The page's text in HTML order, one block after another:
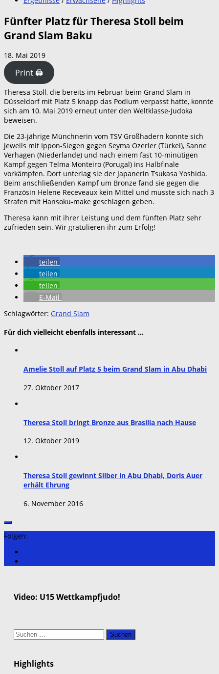
Fünfter Platz für Theresa Stoll beim
Grand Slam Baku
18. Mai 2019
Print 🖨
Theresa Stoll, die bereits im Februar beim Grand Slam in
Düsseldorf mit Platz 5 knapp das Podium verpasst hatte, konnte
sich am 10. Mai 2019 erneut unter den Weltklasse-Judoka
beweisen.
Die 23-jährige Münchnerin vom TSV Großhadern konnte sich
jeweils mit Ippon-Siegen gegen Seyma Ozerler (Türkei), Sanne
Verhagen (Niederlande) und nach einem fast 10-minütigen
Kampf gegen Telma Monteiro (Porugal) ins Halbfinale
vorkämpfen. Dort unterlag sie der Japanerin Tsukasa Yoshida.
Beim anschließenden Kampf um Bronze fand sie gegen die
Französin Helene Receveaux kein Mittel und musste sich nach 3
Strafen mit Hansoku-make geschlagen geben.
Theresa kann mit ihrer Leistung und dem fünften Platz sehr
zufrieden sein. Wir gratulieren ihr zum Erfolg!
teilen
teilen
teilen
E-Mail
Schlagwörter: Grand Slam
Für dich vielleicht ebenfalls interessant …
Amelie Stoll auf Platz 5 beim Grand Slam in Abu Dhabi
27. Oktober 2017
Theresa Stoll bringt Bronze aus Brasilia nach Hause
12. Oktober 2019
Theresa Stoll gewinnt Silber in Abu Dhabi, Doris Auer
erhält Ehrung
6. November 2016
Folgen:
Video: U15 Wettkampfjudo!
Suchen
nach:
Highlights